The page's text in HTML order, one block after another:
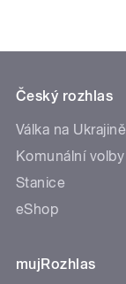
Český rozhlas
Válka na Ukrajině
Komunální volby
Stanice
eShop
mujRozhlas